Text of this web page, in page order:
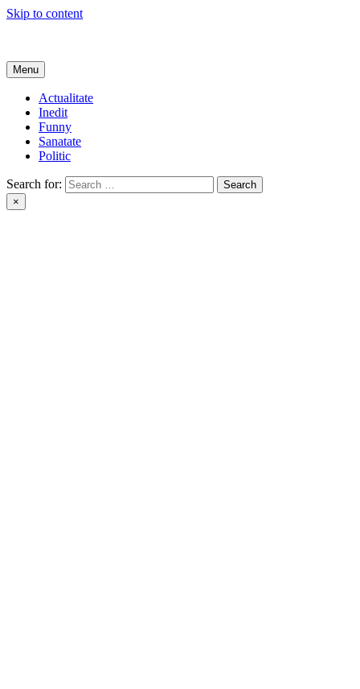
Skip to content
Menu
Actualitate
Inedit
Funny
Sanatate
Politic
Search for:
×